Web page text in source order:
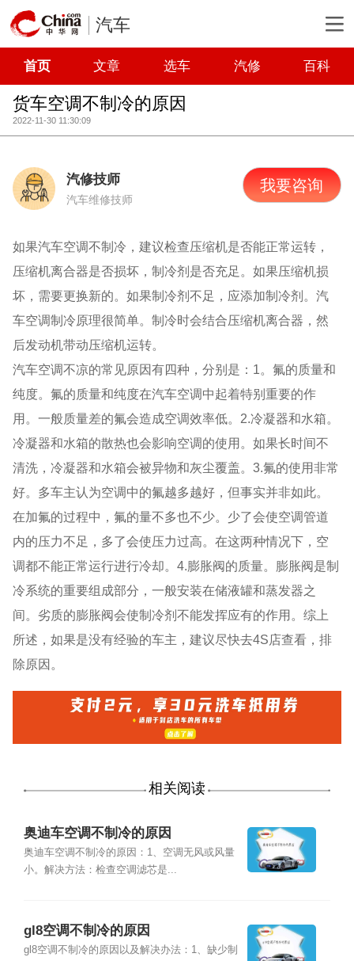
汽车
首页 文章 选车 汽修 百科
货车空调不制冷的原因
2022-11-30 11:30:09
汽修技师
汽车维修技师
我要咨询
如果汽车空调不制冷，建议检查压缩机是否能正常运转，
压缩机离合器是否损坏，制冷剂是否充足。如果压缩机损
坏，需要更换新的。如果制冷剂不足，应添加制冷剂。汽
车空调制冷原理很简单。制冷时会结合压缩机离合器，然
后发动机带动压缩机运转。
汽车空调不凉的常见原因有四种，分别是：1。氟的质量和
纯度。氟的质量和纯度在汽车空调中起着特别重要的作
用。一般质量差的氟会造成空调效率低。2.冷凝器和水箱。
冷凝器和水箱的散热也会影响空调的使用。如果长时间不
清洗，冷凝器和水箱会被异物和灰尘覆盖。3.氟的使用非常
好。多车主认为空调中的氟越多越好，但事实并非如此。
在加氟的过程中，氟的量不多也不少。少了会使空调管道
内的压力不足，多了会使压力过高。在这两种情况下，空
调都不能正常运行进行冷却。4.膨胀阀的质量。膨胀阀是制
冷系统的重要组成部分，一般安装在储液罐和蒸发器之
间。劣质的膨胀阀会使制冷剂不能发挥应有的作用。综上
所述，如果是没有经验的车主，建议尽快去4S店查看，排
除原因。
相关阅读
奥迪车空调不制冷的原因
奥迪车空调不制冷的原因：1、空调无风或风量
小。解决方法：检查空调滤芯是...
gl8空调不制冷的原因
gl8空调不制冷的原因以及解决办法：1、缺少制